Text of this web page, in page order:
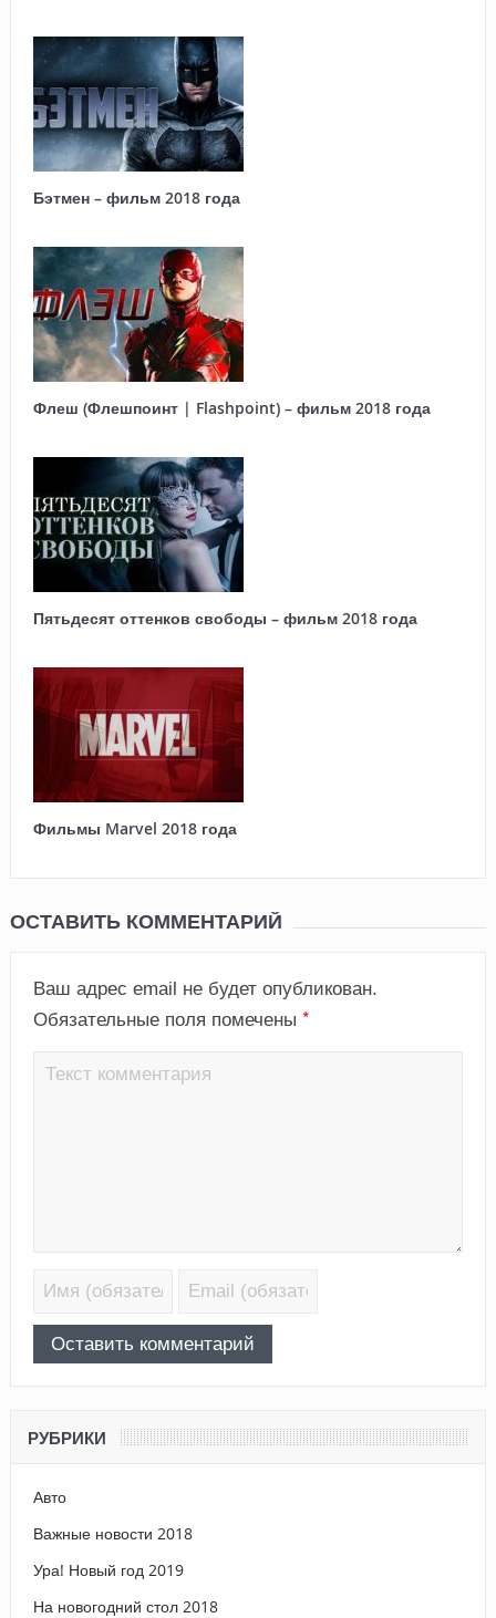
Бэтмен – фильм 2018 года
Флеш (Флешпоинт | Flashpoint) – фильм 2018 года
Пятьдесят оттенков свободы – фильм 2018 года
Фильмы Marvel 2018 года
ОСТАВИТЬ КОММЕНТАРИЙ
Ваш адрес email не будет опубликован.
Обязательные поля помечены *
РУБРИКИ
Авто
Важные новости 2018
Ура! Новый год 2019
На новогодний стол 2018